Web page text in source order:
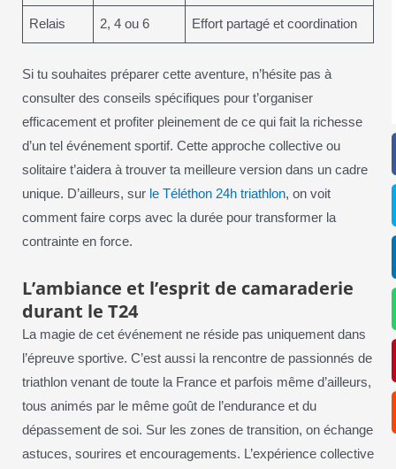
Relais 2, 4 ou 6 Effort partagé et coordination
Si tu souhaites préparer cette aventure, n’hésite pas à
consulter des conseils spécifiques pour t’organiser
efficacement et profiter pleinement de ce qui fait la richesse
d’un tel événement sportif. Cette approche collective ou
solitaire t’aidera à trouver ta meilleure version dans un cadre
unique. D’ailleurs, sur le Téléthon 24h triathlon, on voit
comment faire corps avec la durée pour transformer la
contrainte en force.
L’ambiance et l’esprit de camaraderie
durant le T24
La magie de cet événement ne réside pas uniquement dans
l’épreuve sportive. C’est aussi la rencontre de passionnés de
triathlon venant de toute la France et parfois même d’ailleurs,
tous animés par le même goût de l’endurance et du
dépassement de soi. Sur les zones de transition, on échange
astuces, sourires et encouragements. L’expérience collective